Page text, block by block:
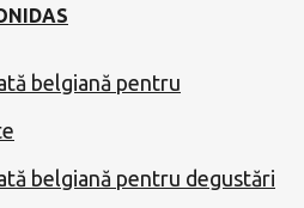
belgiană pentru
belgiană pentru degustări